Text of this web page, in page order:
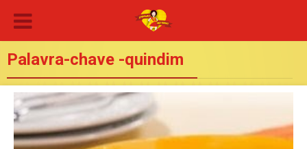
Palavra-chave -quindim